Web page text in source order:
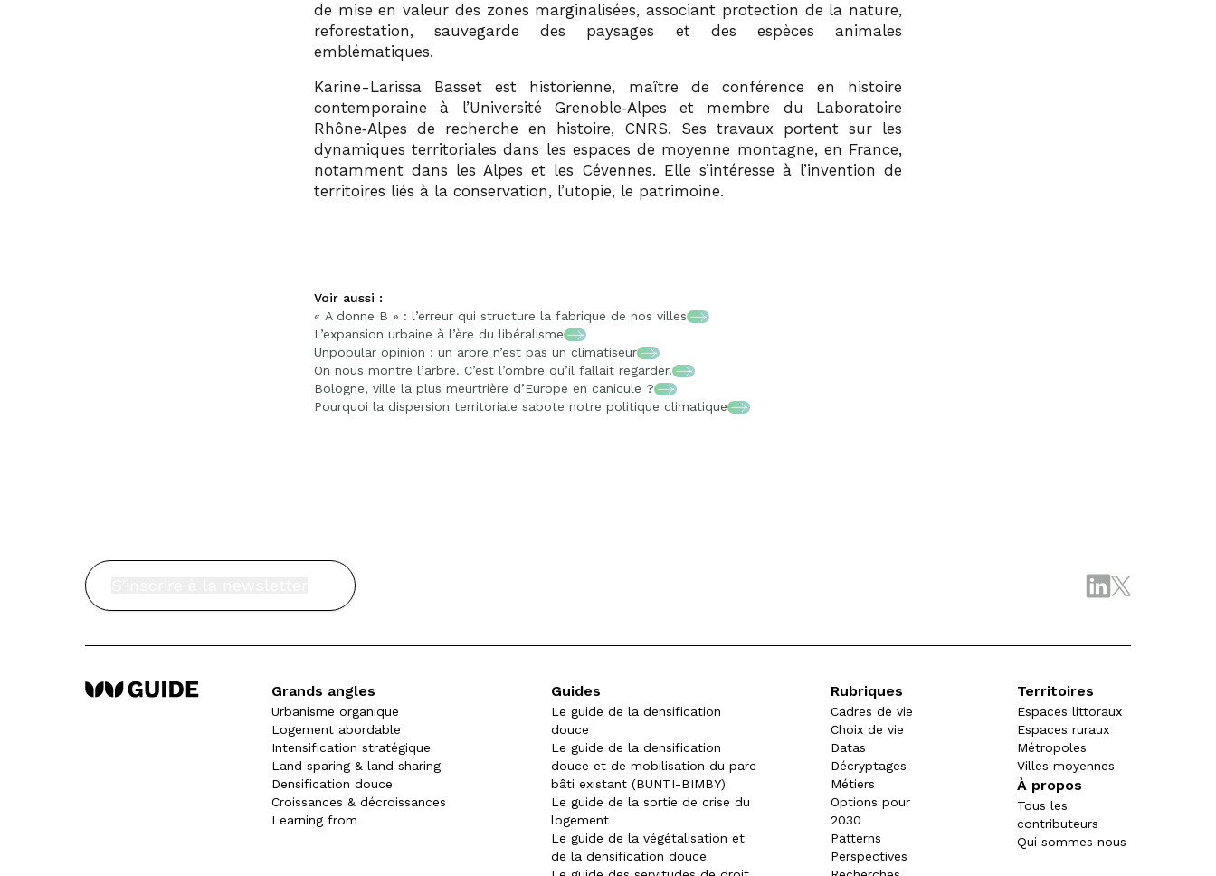
de mise en valeur des zones marginalisées, associant protection de la nature,
reforestation, sauvegarde des paysages et des espèces animales
emblématiques.
Karine-Larissa Basset est historienne, maître de conférence en histoire
contemporaine à l’Université Grenoble‑Alpes et membre du Laboratoire
Rhône‑Alpes de recherche en histoire, CNRS. Ses travaux portent sur les
dynamiques territoriales dans les espaces de moyenne montagne, en France,
notamment dans les Alpes et les Cévennes. Elle s’intéresse à l’invention de
territoires liés à la conservation, l’utopie, le patrimoine.
Voir aussi :
« A donne B » : l’erreur qui structure la fabrique de nos villes
L’expansion urbaine à l’ère du libéralisme
Unpopular opinion : un arbre n’est pas un climatiseur
On nous montre l’arbre. C’est l’ombre qu’il fallait regarder.
Bologne, ville la plus meurtrière d’Europe en canicule ?
Pourquoi la dispersion territoriale sabote notre politique climatique
Grands angles
Urbanisme organique
Logement abordable
Intensification stratégique
Land sparing & land sharing
Densification douce
Croissances & décroissances
Learning from
Guides
Le guide de la densification
douce
Le guide de la densification
douce et de mobilisation du parc
bâti existant (BUNTI-BIMBY)
Le guide de la sortie de crise du
logement
Le guide de la végétalisation et
de la densification douce
Rubriques
Cadres de vie
Choix de vie
Datas
Décryptages
Métiers
Options pour
2030
Patterns
Perspectives
Territoires
Espaces littoraux
Espaces ruraux
Métropoles
Villes moyennes
À propos
Tous les
contributeurs
Qui sommes nous